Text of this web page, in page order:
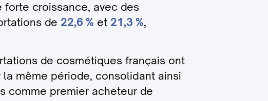
croissance, avec des
de 22,6 % et 21,3 %,
de cosmétiques français ont
la même période, consolidant ainsi
comme premier acheteur de